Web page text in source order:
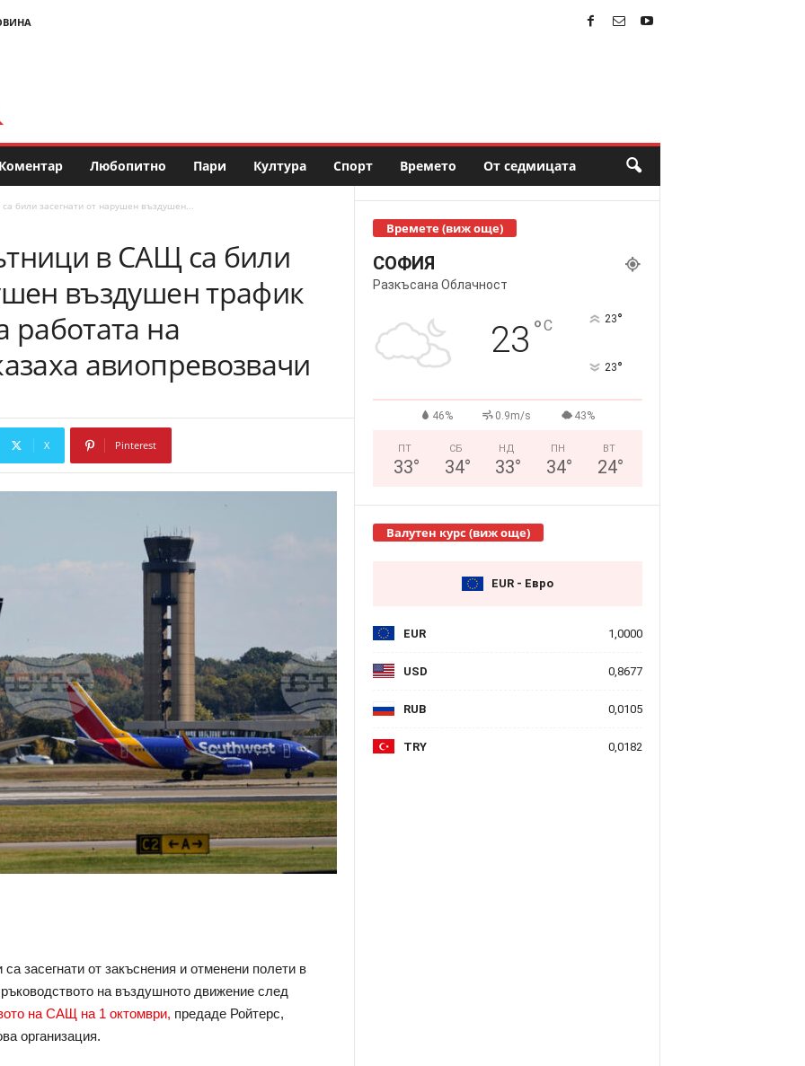
Коментар Любопитно Пари Култура Спорт Времето От седмицата
били засегнати от нарушен въздушeн...
в САЩ са били
въздушeн трафик
работата на
авиопревозвачи
X Pinterest
засегнати от закъснения и отменени полети в
на въздушното движение след
на САЩ на 1 октомври, предаде Ройтерс,
организация.
Времете (виж още)
СОФИЯ
Разкъсана Облачност
23 °C 23°
23°
46% 0.9m/s 43%
ПТ
33°
СБ
34°
НД
33°
ПН
34°
ВТ
24°
Валутен курс (виж още)
EUR - Евро
EUR 1,0000
USD 0,8677
RUB 0,0105
TRY 0,0182